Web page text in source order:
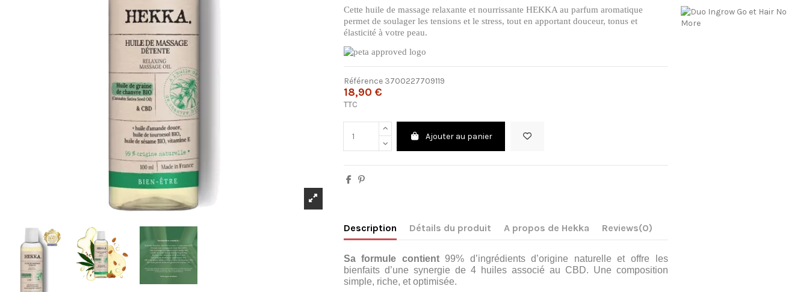
Cette huile de massage relaxante et nourrissante HEKKA au parfum aromatique
permet de soulager les tensions et le stress, tout en apportant douceur, tonus et
élasticité à votre peau.
Référence 3700227709119
18,90 €
TTC
Ajouter au panier
Description Détails du produit A propos de Hekka Reviews(0)
Sa formule contient99% d’ingrédients d’origine naturelle et offre les
bienfaits d’une synergie de 4 huiles associé au CBD. Une composition
simple, riche, et optimisée.